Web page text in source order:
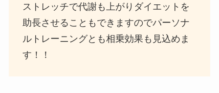
ストレッチで代謝も上がりダイエットを
助長させることもできますのでパーソナ
ルトレーニングとも相乗効果も見込めま
す！！